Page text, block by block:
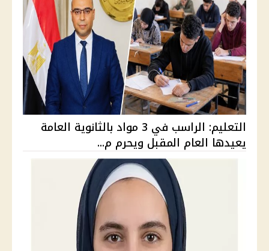
التعليم: الراسب في 3 مواد بالثانوية العامة
يعيدها العام المقبل ويحرم م...